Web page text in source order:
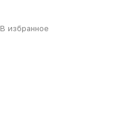
В избранное